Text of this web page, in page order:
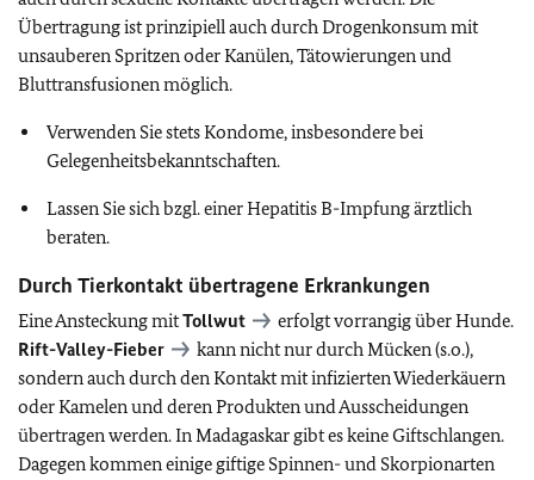
Übertragung ist prinzipiell auch durch Drogenkonsum mit
unsauberen Spritzen oder Kanülen, Tätowierungen und
Bluttransfusionen möglich.
Verwenden Sie stets Kondome, insbesondere bei
Gelegenheitsbekanntschaften.
Lassen Sie sich bzgl. einer Hepatitis B-Impfung ärztlich
beraten.
Durch Tierkontakt übertragene Erkrankungen
Eine Ansteckung mitTollwut
erfolgt vorrangig über Hunde.
Rift-Valley-Fieber
kann nicht nur durch Mücken (s.o.),
sondern auch durch den Kontakt mit infizierten Wiederkäuern
oder Kamelen und deren Produkten und Ausscheidungen
übertragen werden. In Madagaskar gibt es keine Giftschlangen.
Dagegen kommen einige giftige Spinnen- und Skorpionarten